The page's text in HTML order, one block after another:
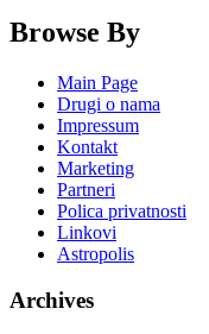
Browse By
Main Page
Drugi o nama
Impressum
Kontakt
Marketing
Partneri
Polica privatnosti
Linkovi
Astropolis
Archives